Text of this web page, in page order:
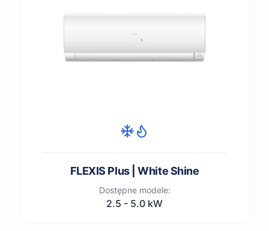
FLEXIS Plus | White Shine
Dostępne modele:
2.5 - 5.0 kW